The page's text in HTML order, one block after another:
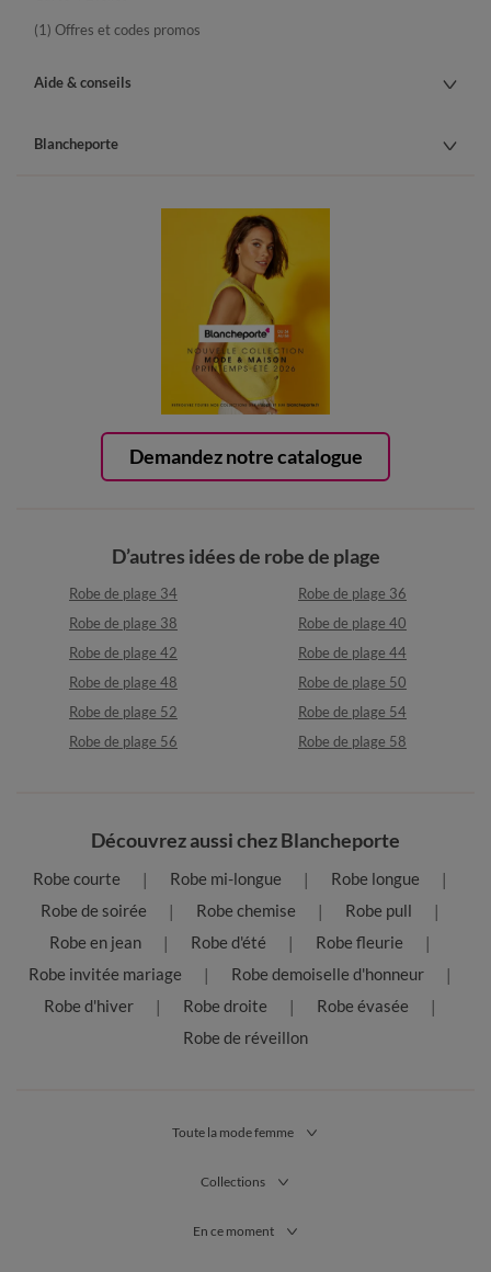
Demandez notre catalogue
(1) Offres et codes promos
Aide & conseils
Blancheporte
D’autres idées de robe de plage
Robe de plage 34
Robe de plage 36
Robe de plage 38
Robe de plage 40
Robe de plage 42
Robe de plage 44
Robe de plage 48
Robe de plage 50
Robe de plage 52
Robe de plage 54
Robe de plage 56
Robe de plage 58
Découvrez aussi chez Blancheporte
Robe courte Robe mi-longue
Robe longue
Robe de soirée
Robe chemise
Robe pull
Robe en jean
Robe d'été
Robe fleurie
Robe invitée mariage
Robe demoiselle d'honneur
Robe d'hiver
Robe droite
Robe évasée
Robe de réveillon
Toute la mode femme
Collections
En ce moment